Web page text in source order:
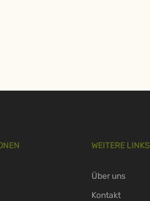
WEITERE LINKS
Über uns
Kontakt